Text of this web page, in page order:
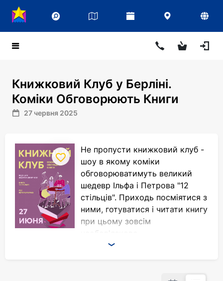
Книжковий Клуб у Берліні.
Коміки Обговорюють Книги
27 червня 2025
Не пропусти книжковий клуб -
шоу в якому коміки
обговорюватимуть великий
шедевр Ільфа і Петрова "12
стільців". Приходь посміятися з
ними, готуватися і читати книгу
при цьому зовсім
необов'язково.